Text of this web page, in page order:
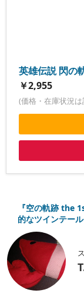
英雄伝説 閃の
￥2,955
(価格・在庫状況
『空の軌跡 the
的なツインテー